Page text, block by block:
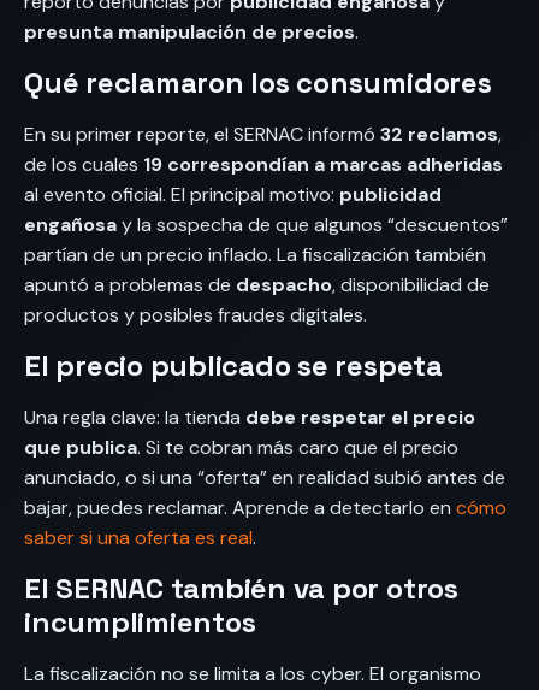
presunta manipulación de precios.
Qué reclamaron los consumidores
En su primer reporte, el SERNAC informó 32 reclamos,
de los cuales 19 correspondían a marcas adheridas
al evento oficial. El principal motivo: publicidad
engañosay la sospecha de que algunos “descuentos”
partían de un precio inflado. La fiscalización también
apuntó a problemas de despacho, disponibilidad de
productos y posibles fraudes digitales.
El precio publicado se respeta
Una regla clave: la tienda debe respetar el precio
que publica. Si te cobran más caro que el precio
anunciado, o si una “oferta” en realidad subió antes de
bajar, puedes reclamar. Aprende a detectarlo en cómo
saber si una oferta es real.
El SERNAC también va por otros
incumplimientos
La fiscalización no se limita a los cyber. El organismo